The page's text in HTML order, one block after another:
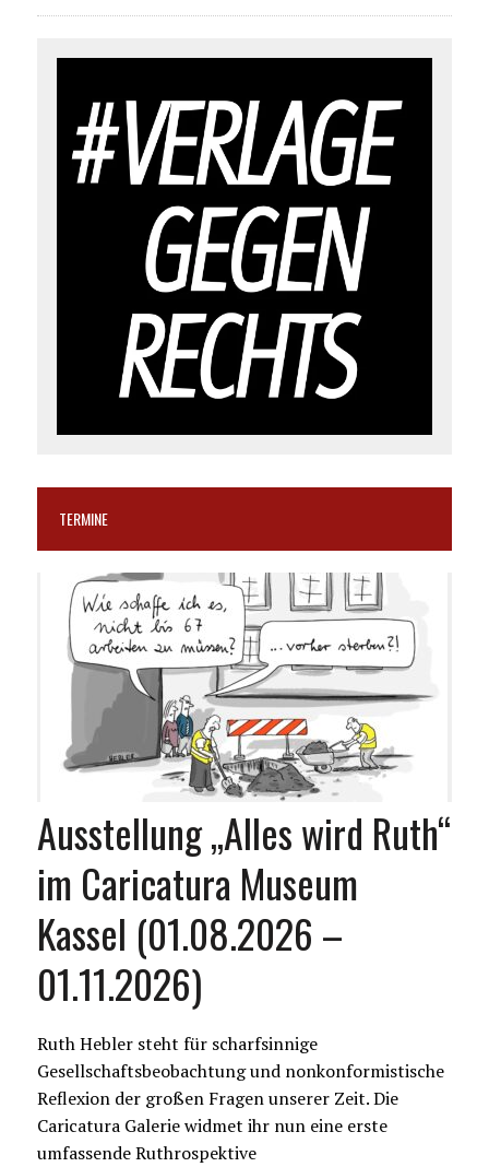
TERMINE
Ausstellung „Alles wird Ruth“
im Caricatura Museum
Kassel (01.08.2026 –
01.11.2026)
Ruth Hebler steht für scharfsinnige
Gesellschaftsbeobachtung und nonkonformistische
Reflexion der großen Fragen unserer Zeit. Die
Caricatura Galerie widmet ihr nun eine erste
umfassende Ruthrospektive